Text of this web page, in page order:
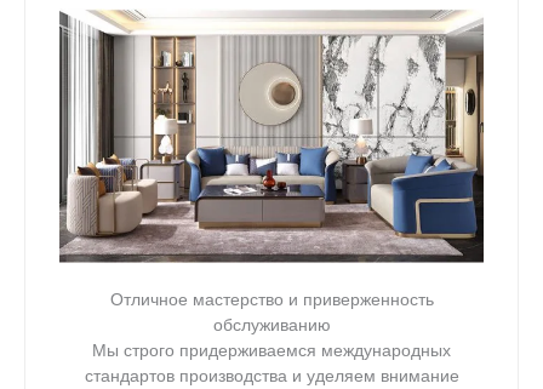
Отличное мастерство и приверженность
обслуживанию
Мы строго придерживаемся международных
стандартов производства и уделяем внимание